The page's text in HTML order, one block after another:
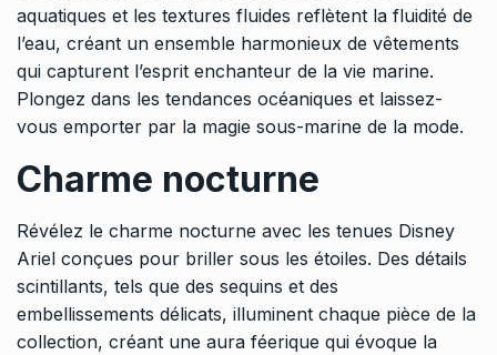
aquatiques et les textures fluides reflètent la fluidité de
l’eau, créant un ensemble harmonieux de vêtements
qui capturent l’esprit enchanteur de la vie marine.
Plongez dans les tendances océaniques et laissez-
vous emporter par la magie sous-marine de la mode.
Charme nocturne
Révélez le charme nocturne avec les tenues Disney
Ariel conçues pour briller sous les étoiles. Des détails
scintillants, tels que des sequins et des
embellissements délicats, illuminent chaque pièce de la
collection, créant une aura féerique qui évoque la